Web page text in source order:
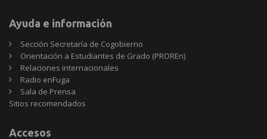
Ayuda e información
Sección Secretaría de Cogobierno
Orientación a Estudiantes de Grado (PROREn)
Relaciones internacionales
Radio enFuga
Sala de Prensa
Sitios
Sitios recomendados
Accesos